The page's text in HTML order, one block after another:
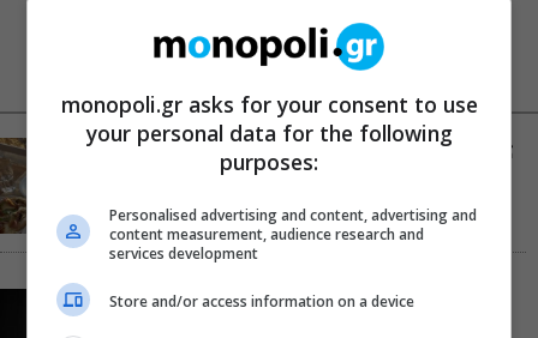
NEWS FEED ΔΗΜΟΦΙΛΗ
Αύγουστος στην Αθήνα: 5 μαγαζιά που κάνουν τις
διακοπές να μοιάζουν λίγο πιο κοντά
Παναγώτης Χ. Βούρος: Η “Παραξενιά” είναι η
monopoli.gr asks for your consent to use
your personal data for the following
purposes:
Personalised advertising and content, advertising and
content measurement, audience research and
services development
Store and/or access information on a device